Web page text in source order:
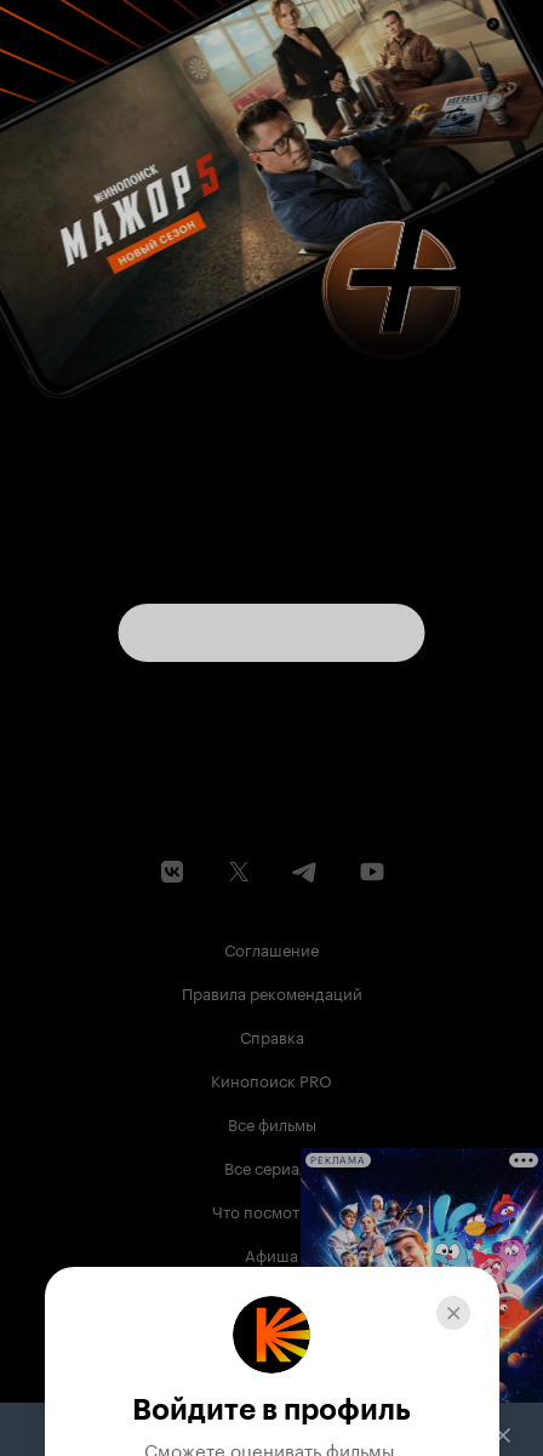
Соглашение
Правила рекомендаций
Справка
Кинопоиск PRO
Все фильмы
Все сериалы
Что посмотреть
Афиша
Музыка
Телепрограмма
Служба поддержки
РЕКЛАМА
Войдите в профиль
Сможете оценивать фильмы,